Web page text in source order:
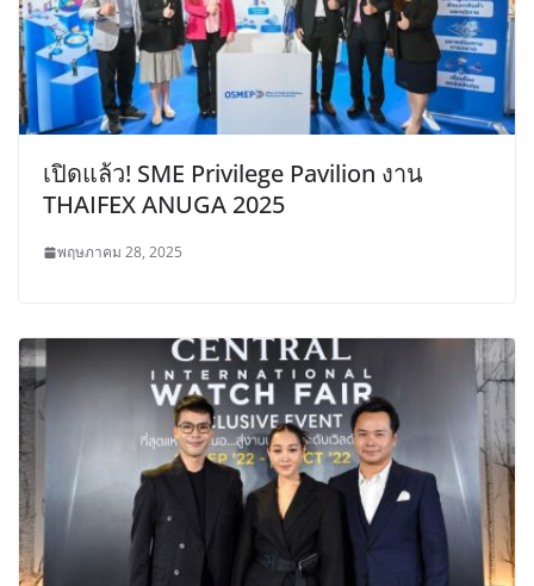
เปิดแล้ว! SME Privilege Pavilion งาน
THAIFEX ANUGA 2025
พฤษภาคม 28, 2025